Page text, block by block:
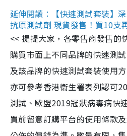
延伸閱讀：【快速測試套裝】
抗原測試劑 現貨發售！買10支
<< 提提大家，各零售商發售的
購買市面上不同品牌的快速測
及該品牌的快速測試套裝使用
亦可參考香港衞生署表列認可
測試、歐盟2019冠狀病毒病快
買前留意訂購平台的使用條款